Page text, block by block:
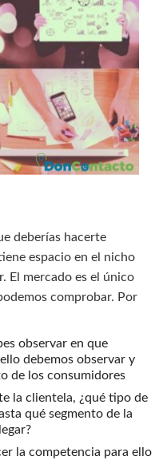
deberías hacerte
espacio en el nicho
El mercado es el único
comprobar. Por
observar en que
debemos observar y
de los consumidores
la clientela, ¿qué tipo de
qué segmento de la
la competencia para ello